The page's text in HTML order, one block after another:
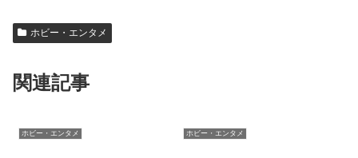
ホビー・エンタメ
関連記事
ホビー・エンタメ ホビー・エンタメ